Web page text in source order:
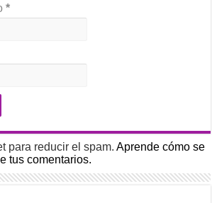
*
para reducir el spam.Aprende cómo se
tus comentarios.